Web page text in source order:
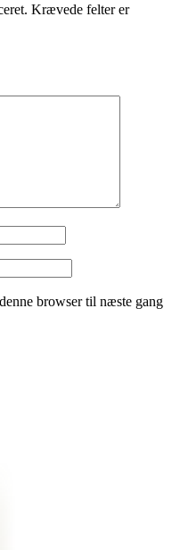
Krævede felter er
browser til næste gang